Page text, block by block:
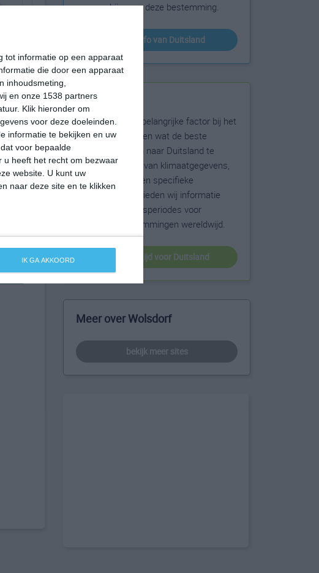
tot informatie op een apparaat
die door een apparaat
inhoudsmeting,
en onze 1538 partners
Klik hieronder om
voor deze doeleinden.
informatie te bekijken en uw
voor bepaalde
u heeft het recht om bezwaar
website. U kunt uw
naar deze site en te klikken
IK GA AKKOORD
zonneschijn voor deze bestemming.
klimaatinfo van Duitsland
Beste reistijd
Het weer is een belangrijke factor bij het
reizen. Wil je weten wat de beste
maanden zijn om naar Duitsland te
reizen? Op basis van klimaatgegevens,
weersextremen en specifieke
weerinformatie bieden wij informatie
over de beste reisperiodes voor
duizenden bestemmingen wereldwijd.
beste reistijd voor Duitsland
Meer over Wolsdorf
bekijk meer sites